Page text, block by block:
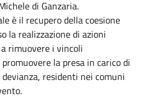
di Ganzaria.
è il recupero della coesione
la realizzazione di azioni
rimuovere i vincoli
promuovere la presa in carico di
residenti nei comuni